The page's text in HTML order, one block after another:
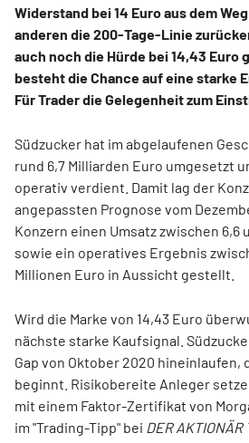
Widerstand bei 14 Euro aus dem
anderen die 200-Tage-Linie
auch noch die Hürde bei 14,43 Euro
besteht die Chance auf eine starke
Für Trader die Gelegenheit zum
Südzucker hat im abgelaufenen
rund 6,7 Milliarden Euro umgesetzt
operativ verdient. Damit lag der
angepassten Prognose vom
Konzern einen Umsatz zwischen 6,6
sowie ein operatives Ergebnis
Millionen Euro in Aussicht gestellt.
Wird die Marke von 14,43 Euro
nächste starke Kaufsignal.
Gap von Oktober 2020 hineinlaufen,
beginnt. Risikobereite Anleger
mit einem Faktor-Zertifikat von
im "Trading-Tipp" bei DER AKTIONÄR